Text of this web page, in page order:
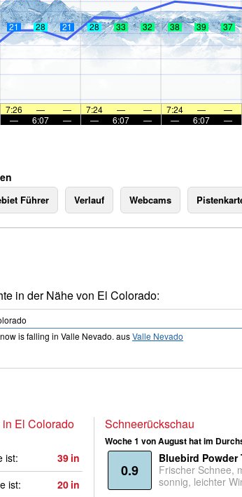
21 28 21 28 33 32 38 39 37
7:26 — — 7:24 — — 7:24 — —
— 6:07 — — 6:07 — — 6:07 —
Führer Verlauf Webcams
in der Nähe von El Colorado:
is falling in Valle Nevado. ausValle Nevado
El Colorado
ist: 39 in
ist:
20 in
Schneerückschau
Woche 1 von August hat im
0.9
Bluebird Powder
Frischer Schnee,
sonnig, leichter